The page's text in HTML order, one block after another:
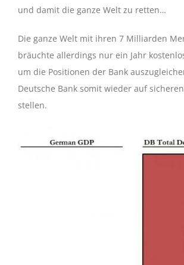
und damit die ganze Welt zu retten…
Die ganze Welt mit ihren 7 Milliarden
bräuchte allerdings nur ein Jahr
um die Positionen der Bank
Deutsche Bank somit wieder auf
stellen.